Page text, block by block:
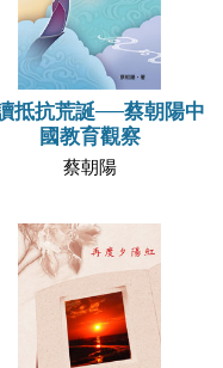
抵抗荒誕──蔡朝陽中
國教育觀察
蔡朝陽